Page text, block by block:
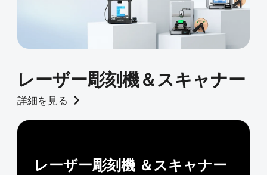
レーザー彫刻機＆スキャナー
詳細を見る
レーザー彫刻機 ＆スキャナー